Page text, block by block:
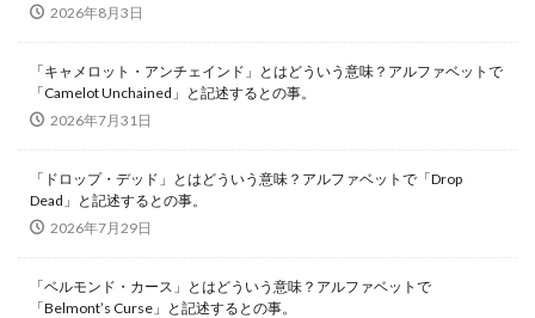
2026年8月3日
「キャメロット・アンチェインド」とはどういう意味？アルファベットで
「Camelot Unchained」と記述するとの事。
2026年7月31日
「ドロップ・デッド」とはどういう意味？アルファベットで「Drop
Dead」と記述するとの事。
2026年7月29日
「ベルモンド・カース」とはどういう意味？アルファベットで
「Belmont’s Curse」と記述するとの事。